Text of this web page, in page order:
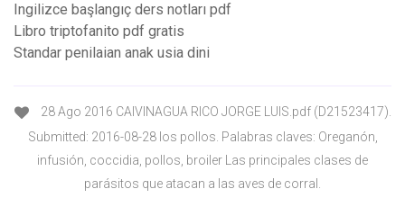
Ingilizce başlangıç ders notları pdf
Libro triptofanito pdf gratis
Standar penilaian anak usia dini
28 Ago 2016 CAIVINAGUA RICO JORGE LUIS.pdf (D21523417).
Submitted: 2016-08-28 los pollos. Palabras claves: Oreganón,
infusión, coccidia, pollos, broiler Las principales clases de
parásitos que atacan a las aves de corral.